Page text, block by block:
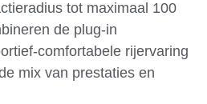
tot maximaal 100
de plug-in
comfortabele rijervaring
mix van prestaties en